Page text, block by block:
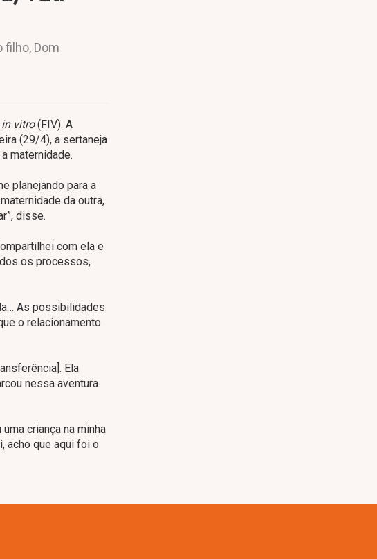
filho, Dom
in vitro(FIV). A
(29/4), a sertaneja
maternidade.
planejando para a
da outra,
disse.
com ela e
os processos,
As possibilidades
o relacionamento
Ela
nessa aventura
criança na minha
acho que aqui foi o